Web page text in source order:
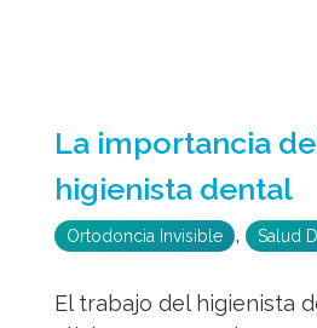
La importancia
higienista dental
Ortodoncia Invisible , Salud
El trabajo del higienista